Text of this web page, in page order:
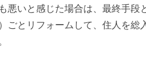
悪いと感じた場合は、最終手段
ごとリフォームして、住人を総